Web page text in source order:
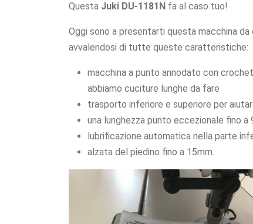
Questa Juki DU-1181N fa al caso tuo!
Oggi sono a presentarti questa macchina
avvalendosi di tutte queste caratteristiche:
macchina a punto annodato con
abbiamo cuciture lunghe da fare
trasporto inferiore e superiore per
una lunghezza punto eccezionale fino a
lubrificazione automatica nella parte
alzata del piedino fino a 15mm.